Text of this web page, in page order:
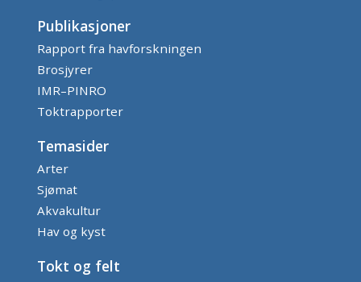
Publikasjoner
Rapport fra havforskningen
Brosjyrer
IMR–PINRO
Toktrapporter
Temasider
Arter
Sjømat
Akvakultur
Hav og kyst
Tokt og felt